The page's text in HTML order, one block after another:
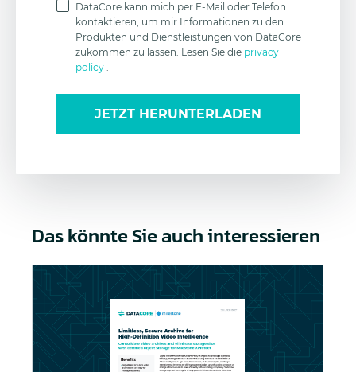
DataCore kann mich per E-Mail oder Telefon
kontaktieren, um mir Informationen zu den
Produkten und Dienstleistungen von DataCore
zukommen zu lassen. Lesen Sie die privacy
policy .
JETZT HERUNTERLADEN
Das könnte Sie auch interessieren